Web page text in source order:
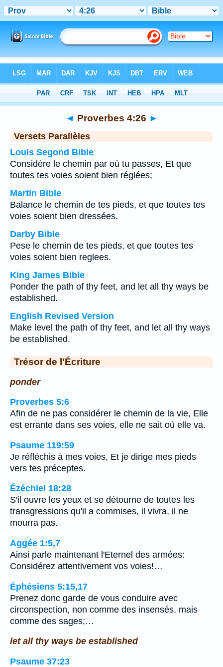
Chapitre 4> Verset 26
◄ Proverbes 4:26 ►
Versets Parallèles
Louis Segond Bible
Considère le chemin par où tu passes, Et que
toutes tes voies soient bien réglées;
Martin Bible
Balance le chemin de tes pieds, et que toutes tes
voies soient bien dressées.
Darby Bible
Pese le chemin de tes pieds, et que toutes tes
voies soient bien reglees.
King James Bible
Ponder the path of thy feet, and let all thy ways be
established.
English Revised Version
Make level the path of thy feet, and let all thy ways
be established.
Trésor de l'Écriture
ponder
Proverbes 5:6
Afin de ne pas considérer le chemin de la vie, Elle
est errante dans ses voies, elle ne sait où elle va.
Psaume 119:59
Je réfléchis à mes voies, Et je dirige mes pieds
vers tes préceptes.
Ézéchiel 18:28
S'il ouvre les yeux et se détourne de toutes les
transgressions qu'il a commises, il vivra, il ne
mourra pas.
Aggée 1:5,7
Ainsi parle maintenant l'Eternel des armées:
Considérez attentivement vos voies!…
Éphésiens 5:15,17
Prenez donc garde de vous conduire avec
circonspection, non comme des insensés, mais
comme des sages;…
let all thy ways be established
Psaume 37:23